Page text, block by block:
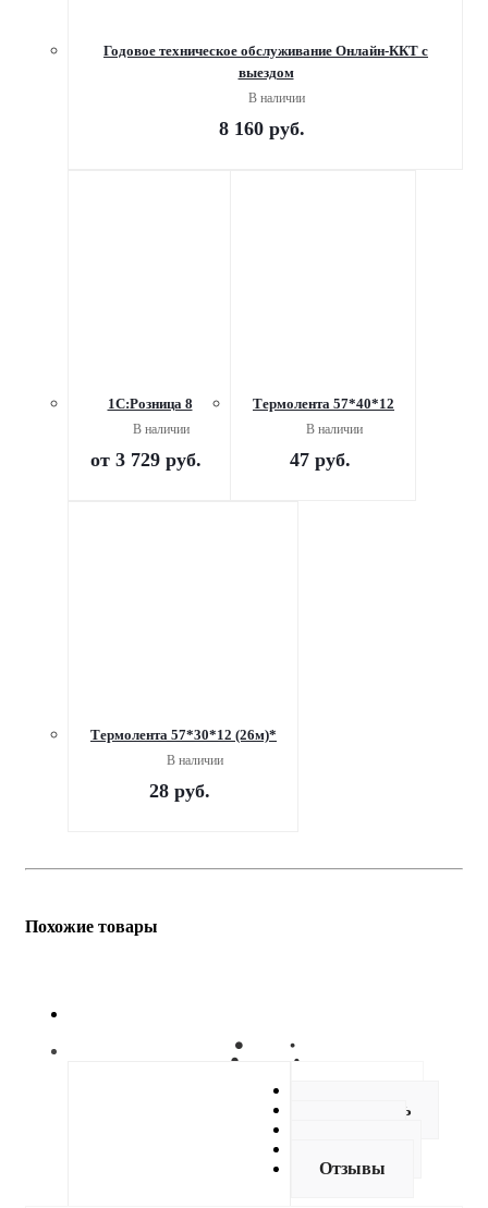
Годовое техническое обслуживание Онлайн-ККТ с
выездом
В наличии
8 160 руб.
1С:Розница 8
В наличии
от 3 729 руб.
Термолента 57*40*12
В наличии
47руб.
Термолента 57*30*12 (26м)*
В наличии
28 руб.
Похожие товары
Как купить
Отзывы